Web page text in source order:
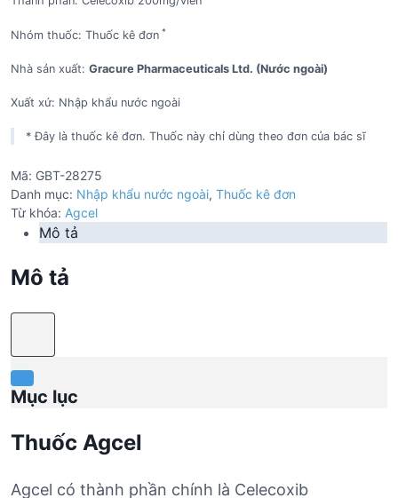
Nhóm thuốc: Thuốc kê đơn *
Nhà sản xuất: Gracure Pharmaceuticals Ltd. (Nước ngoài)
Xuất xứ: Nhập khẩu nước ngoài
* Đây là thuốc kê đơn. Thuốc này chỉ dùng theo đơn của bác sĩ
Mã: GBT-28275
Danh mục: Nhập khẩu nước ngoài, Thuốc kê đơn
Từ khóa: Agcel
Mô tả
Mô tả
Mục lục
Thuốc Agcel
Agcel có thành phần chính là Celecoxib